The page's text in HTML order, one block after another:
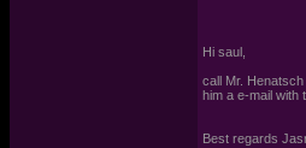
Hi saul,
call Mr.
him a e-mail with
Best regards